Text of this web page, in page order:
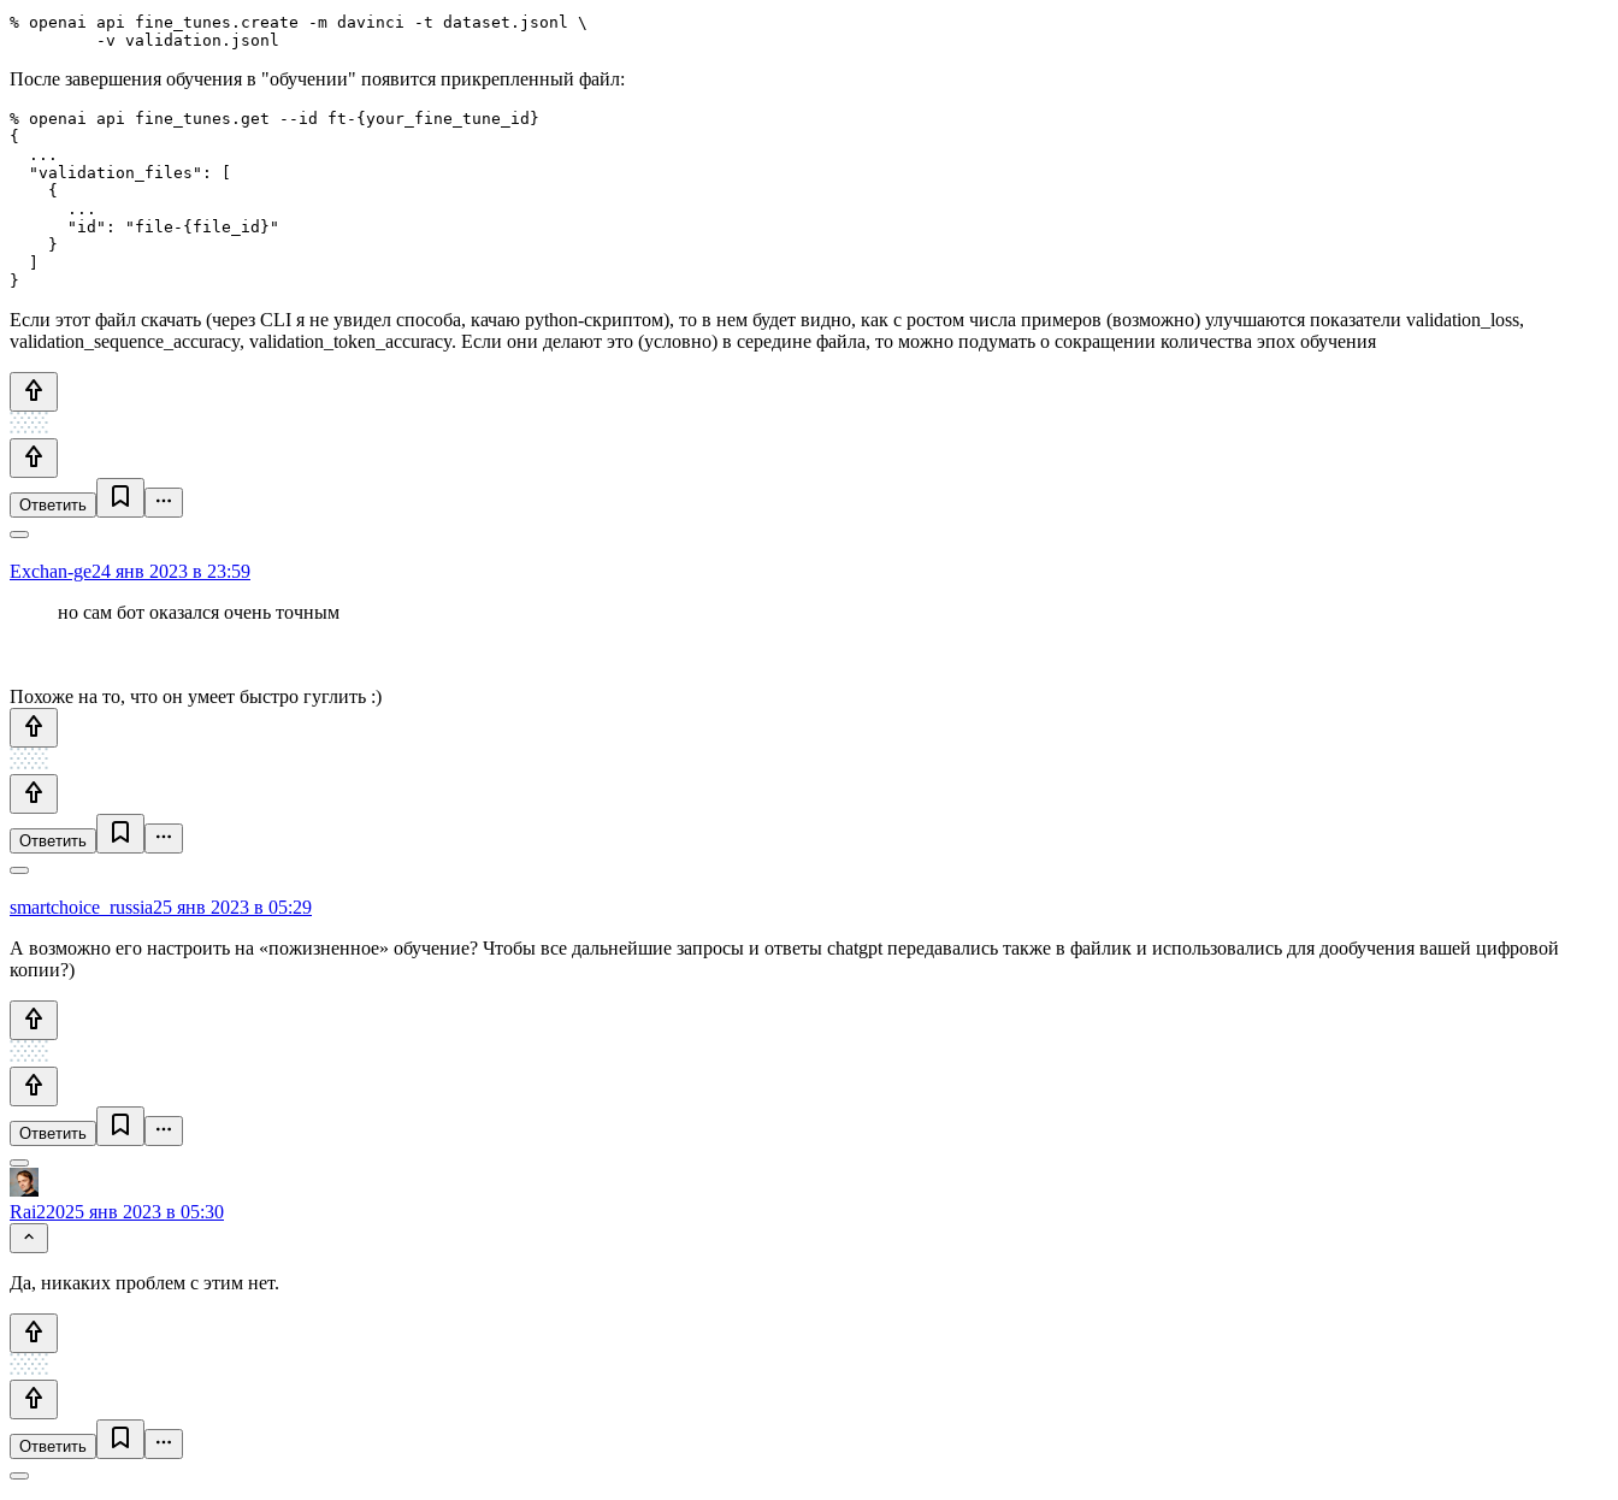
% openai api fine_tunes.create -m davinci -t dataset.jsonl \
         -v validation.jsonl
После завершения обучения в "обучении" появится прикрепленный файл:
% openai api fine_tunes.get --id ft-{your_fine_tune_id}
{
  ...
  "validation_files": [
    {
      ...
      "id": "file-{file_id}"
    }
  ]
}
Если этот файл скачать (через CLI я не увидел способа, качаю python-скриптом), то в нем будет видно, как с ростом числа примеров (возможно) улучшаются показатели validation_loss,
validation_sequence_accuracy, validation_token_accuracy. Если они делают это (условно) в середине файла, то можно подумать о сокращении количества эпох обучения
Ответить
Exchan-ge24 янв 2023 в 23:59
но сам бот оказался очень точным
Похоже на то, что он умеет быстро гуглить :)
Ответить
smartchoice_russia25 янв 2023 в 05:29
А возможно его настроить на «пожизненное» обучение? Чтобы все дальнейшие запросы и ответы chatgpt передавались также в файлик и использовались для дообучения вашей цифровой
копии?)
Ответить
Rai22025 янв 2023 в 05:30
Да, никаких проблем с этим нет.
Ответить